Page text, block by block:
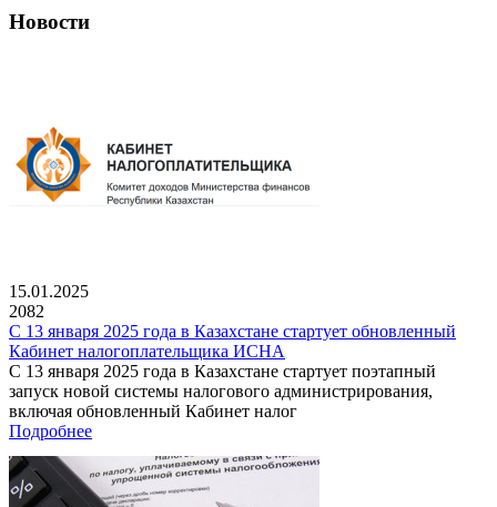
Новости
15.01.2025
2082
С 13 января 2025 года в Казахстане стартует обновленный
Кабинет налогоплательщика ИСНА
С 13 января 2025 года в Казахстане стартует поэтапный
запуск новой системы налогового администрирования,
включая обновленный Кабинет налог
Подробнее